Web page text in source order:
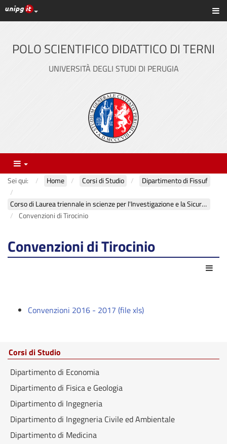
Vai
al
principale
Link ai principali servizi web di Ateneo
POLO SCIENTIFICO DIDATTICO DI TERNI
UNIVERSITÀ DEGLI STUDI DI PERUGIA
Menu
Sei qui: Home Corsi di Studio Dipartimento di Fissuf
Corso di Laurea triennale in scienze per l'Investigazione e la Sicurezza
Convenzioni di Tirocinio
Convenzioni di Tirocinio
Convenzioni 2016 - 2017 (file xls)
Corsi di Studio
Dipartimento di Economia
Dipartimento di Fisica e Geologia
Dipartimento di Ingegneria
Dipartimento di Ingegneria Civile ed Ambientale
Dipartimento di Medicina